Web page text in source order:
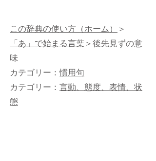
この辞典の使い方（ホーム）＞
「あ」で始まる言葉＞後先見ずの意
味
カテゴリー：慣用句
カテゴリー： 言動、態度、表情、状
態